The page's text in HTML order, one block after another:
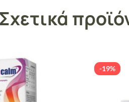
Σχετικά
-19%